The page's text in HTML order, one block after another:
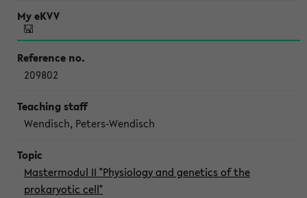
209802
Wendisch, Peters-Wendisch
Mastermodul II "Physiology and genetics of the
prokaryotic cell"